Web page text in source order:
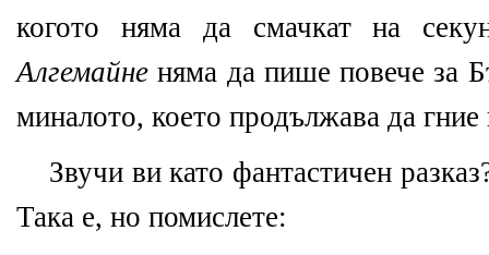
когото няма да смачкат на
Алгемайне няма да пише повече за
миналото, което продължава да
Звучи ви като фантастичен
Така е, но помислете: